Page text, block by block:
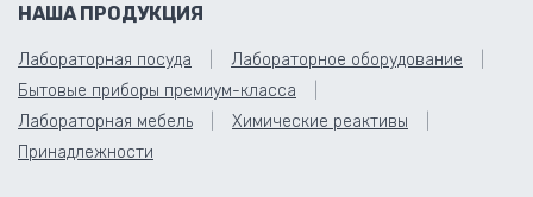
НАША ПРОДУКЦИЯ
Лабораторная посуда
Лабораторное оборудование
Бытовые приборы премиум-класса
Лабораторная мебель
Химические реактивы
Принадлежности